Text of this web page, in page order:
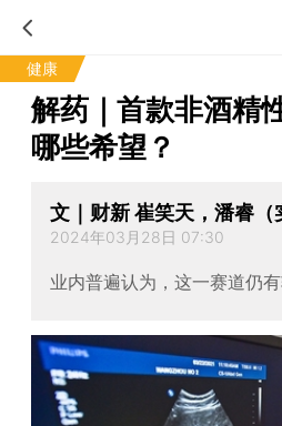
健康
解药｜首款非酒精
哪些希望？
文｜财新 崔笑天，潘睿（
2024年03月28日 07:30
业内普遍认为，这一赛道仍